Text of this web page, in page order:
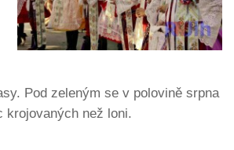
Pod zeleným se v polovině srpna
krojovaných než loni.